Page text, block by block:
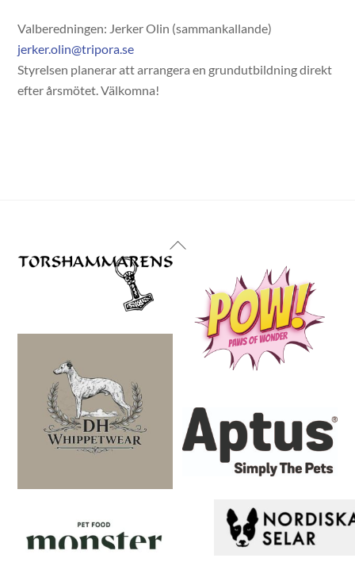
Valberedningen: Jerker Olin (sammankallande)
jerker.olin@tripora.se
Styrelsen planerar att arrangera en grundutbildning direkt
efter årsmötet. Välkomna!
Back